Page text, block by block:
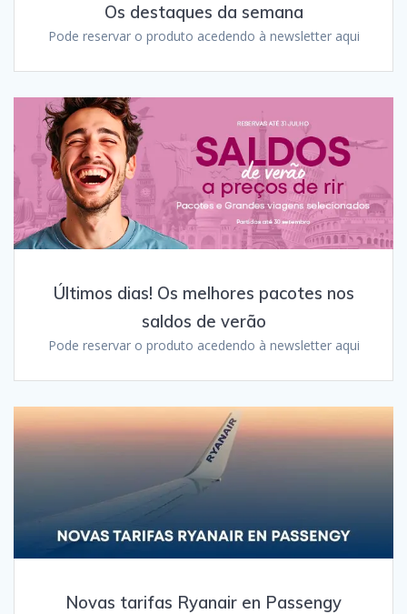
Os destaques da semana
Pode reservar o produto acedendo à newsletter aqui
Últimos dias! Os melhores pacotes nos
saldos de verão
Pode reservar o produto acedendo à newsletter aqui
Novas tarifas Ryanair en Passengy